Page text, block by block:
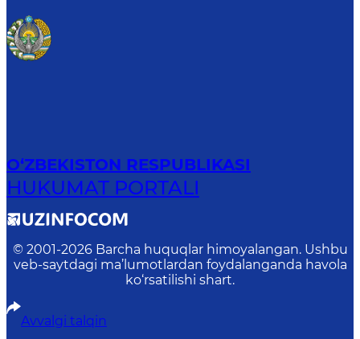
O‘ZBEKISTON RESPUBLIKASI
HUKUMAT PORTALI
© 2001-2026 Barcha huquqlar himoyalangan. Ushbu
veb-saytdagi ma’lumotlardan foydalanganda havola
ko‘rsatilishi shart.
Avvalgi talqin